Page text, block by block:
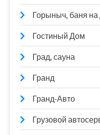
Горыныч, баня на
Гостиный Дом
Град, сауна
Гранд
Гранд-Авто
Грузовой